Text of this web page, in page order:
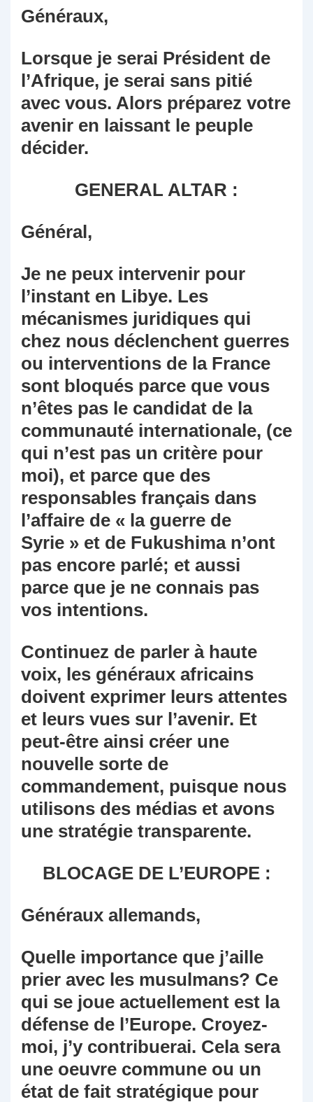
Généraux,
Lorsque je serai Président de
l’Afrique, je serai sans pitié
avec vous. Alors préparez votre
avenir en laissant le peuple
décider.
GENERAL ALTAR :
Général,
Je ne peux intervenir pour
l’instant en Libye. Les
mécanismes juridiques qui
chez nous déclenchent guerres
ou interventions de la France
sont bloqués parce que vous
n’êtes pas le candidat de la
communauté internationale, (ce
qui n’est pas un critère pour
moi), et parce que des
responsables français dans
l’affaire de « la guerre de
Syrie » et de Fukushima n’ont
pas encore parlé; et aussi
parce que je ne connais pas
vos intentions.
Continuez de parler à haute
voix, les généraux africains
doivent exprimer leurs attentes
et leurs vues sur l’avenir. Et
peut-être ainsi créer une
nouvelle sorte de
commandement, puisque nous
utilisons des médias et avons
une stratégie transparente.
BLOCAGE DE L’EUROPE :
Généraux allemands,
Quelle importance que j’aille
prier avec les musulmans? Ce
qui se joue actuellement est la
défense de l’Europe. Croyez-
moi, j’y contribuerai. Cela sera
une oeuvre commune ou un
état de fait stratégique pour